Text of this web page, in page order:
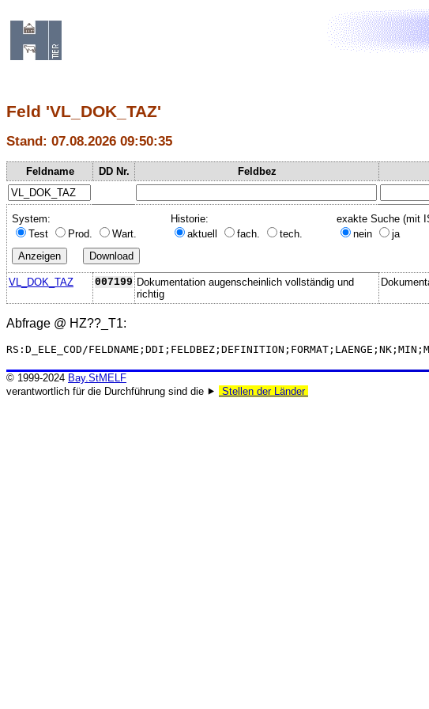
Feld 'VL_DOK_TAZ'
Stand: 07.08.2026 09:50:35
Feldname DD Nr. Feldbez
System:
Test
Prod. Wart.
Historie:
aktuell
fach. tech.
exakte Suche (mit
nein
ja
VL_DOK_TAZ 007199 Dokumentation augenscheinlich vollständig und
richtig
Abfrage @ HZ??_T1:
RS:D_ELE_COD/
© 1999-2024 Bay.StMELF
verantwortlich für die Durchführung sind die ⯈
Stellen der Länder